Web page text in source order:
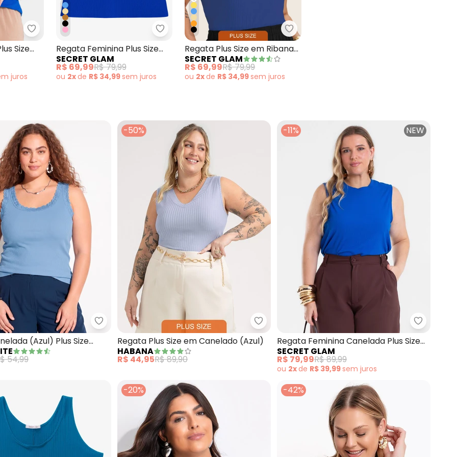
Canelada Plus Size Azul
Secret Glam - Regata Feminina Plus Size Azul
Size
juros
Secret Glam - Regata Feminina Plus Size Azul
Regata Feminina Plus Size
Azul
SECRET GLAM
R$ 69,99R$ 79,99
ou 2xde R$ 34,99sem juros
Secret Glam - Regata Plus Size em
Regata Plus Size em Ribana
Canelada Azul
SECRET GLAM
R$ 69,99R$ 79,99
ou 2xde R$ 34,99semjuros
Feminina Plus Size (Azul)Marguerite - Regata Canelada (Azul) Plus Size Marguerite
(Azul) Plus Size
54,99
-50%
Habana - Regata Plus Size em Canelado (Azul)
Regata Plus Size em Canelado (Azul)
HABANA
R$ 44,95R$ 89,90
-11% NEW
Secret
Regata Feminina Canelada Plus Size
(Azul)
SECRET GLAM
R$ 79,99R$ 89,99
ou 2xde R$ 39,99sem juros
-20% -42%